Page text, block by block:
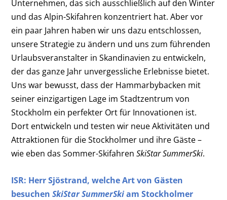
Unternehmen, das sich ausschließlich auf den Winter
und das Alpin-Skifahren konzentriert hat. Aber vor
ein paar Jahren haben wir uns dazu entschlossen,
unsere Strategie zu ändern und uns zum führenden
Urlaubsveranstalter in Skandinavien zu entwickeln,
der das ganze Jahr unvergessliche Erlebnisse bietet.
Uns war bewusst, dass der Hammarbybacken mit
seiner einzigartigen Lage im Stadtzentrum von
Stockholm ein perfekter Ort für Innovationen ist.
Dort entwickeln und testen wir neue Aktivitäten und
Attraktionen für die Stockholmer und ihre Gäste –
wie eben das Sommer-SkifahrenSkiStar SummerSki.
ISR: HerrSjöstrand, welche Art von Gästen
besuchenSkiStar SummerSkiam Stockholmer